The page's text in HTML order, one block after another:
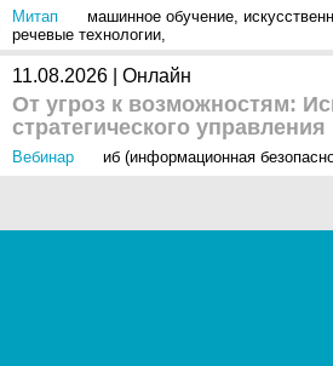
Митап машинное обучение,
речевые технологии,
11.08.2026 | Онлайн
От угроз к возможностям:
стратегического
Вебинар иб (информационная